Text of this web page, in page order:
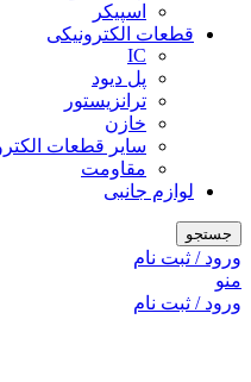
اسپیکر
قطعات الکترونیکی
IC
پل دیود
ترانزیستور
خازن
سایر قطعات
مقاومت
لوازم جانبی
جستجو
ورود / ثبت نام
منو
ورود / ثبت نام